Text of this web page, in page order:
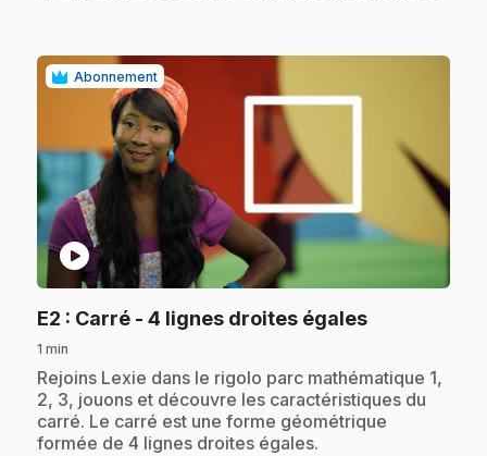
Abonnement
play_circle
E2 : Carré - 4 lignes droites égales.
1 min
.Rejoins Lexie dans le rigolo parc mathématique 1,
2, 3, jouons et découvre les caractéristiques du
carré. Le carré est une forme géométrique
formée de 4 lignes droites égales.